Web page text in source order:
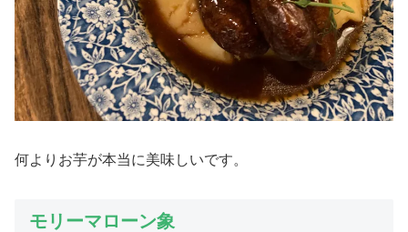
何よりお芋が本当に美味しいです。
モリーマローン象